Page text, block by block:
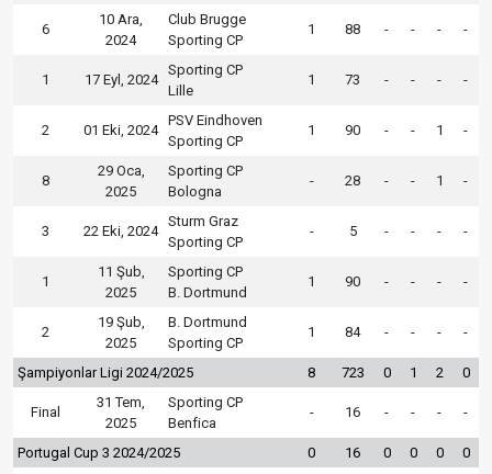
6
10 Ara,
2024
Club Brugge
Sporting CP
1 88 - - - -
1 17 Eyl, 2024
Sporting CP
Lille
1 73 - - - -
2 01 Eki, 2024
PSV Eindhoven
Sporting CP
1 90 - - 1 -
8
29 Oca,
2025
Sporting CP
Bologna
- 28 - - 1 -
3 22 Eki, 2024
Sturm Graz
Sporting CP
- 5 - - - -
1
11 Şub,
2025
Sporting CP
B. Dortmund
1 90 - - - -
2
19 Şub,
2025
B. Dortmund
Sporting CP
1 84 - - - -
Şampiyonlar Ligi 2024/2025 8 723 0 1 2 0
Final
31 Tem,
2025
Sporting CP
Benfica
- 16 - - - -
Portugal Cup 3 2024/2025 0 16 0 0 0 0